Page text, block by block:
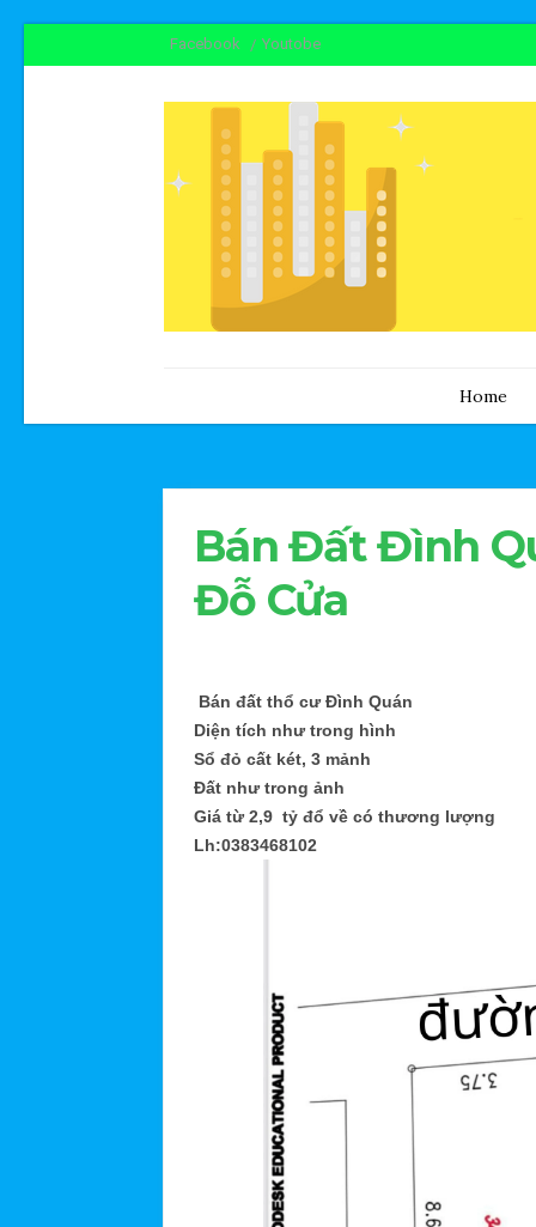
Facebook Youtobe
Home
Bán Đất Đình
Đỗ Cửa
Bán đất thổ cư Đình Quán
Diện tích như trong hình
Sổ đỏ cất két, 3 mảnh
Đất như trong ảnh
Giá từ 2,9 tỷ đổ về có thương lượng
Lh:0383468102